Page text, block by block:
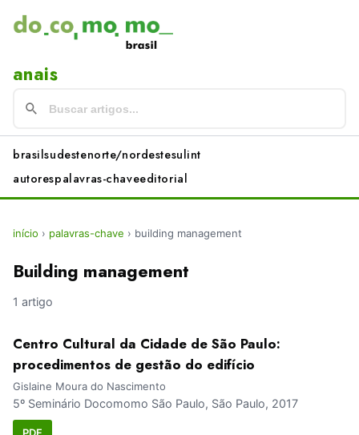
anais
brasilsudestenorte/nordestesulint
autorespalavras-chaveeditorial
início › palavras-chave › building management
Building management
1 artigo
Centro Cultural da Cidade de São Paulo:
procedimentos de gestão do edifício
Gislaine Moura do Nascimento
5º Seminário Docomomo São Paulo, São Paulo, 2017